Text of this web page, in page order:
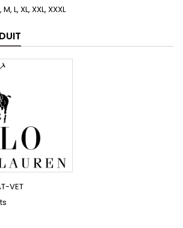
M, L, XL, XXL, XXXL
VET